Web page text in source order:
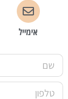
אימייל